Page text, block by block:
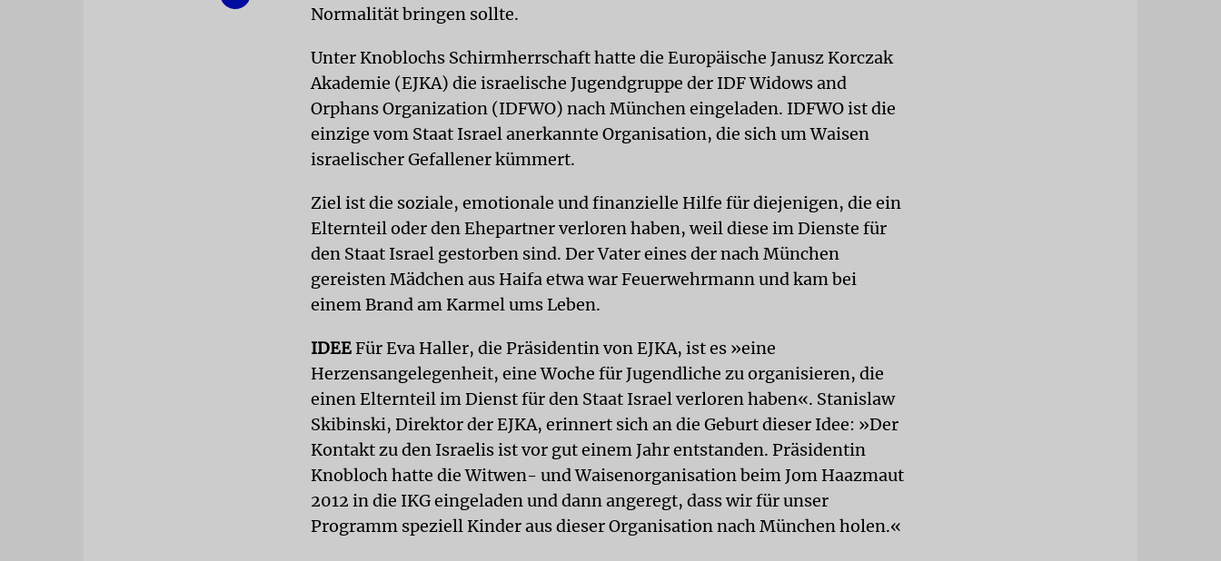
Normalität bringen sollte.
Unter Knoblochs Schirmherrschaft hatte die Europäische Janusz Korczak
Akademie (EJKA) die israelische Jugendgruppe der IDF Widows and
Orphans Organization (IDFWO) nach München eingeladen. IDFWO ist die
einzige vom Staat Israel anerkannte Organisation, die sich um Waisen
israelischer Gefallener kümmert.
Ziel ist die soziale, emotionale und finanzielle Hilfe für diejenigen, die ein
Elternteil oder den Ehepartner verloren haben, weil diese im Dienste für
den Staat Israel gestorben sind. Der Vater eines der nach München
gereisten Mädchen aus Haifa etwa war Feuerwehrmann und kam bei
einem Brand am Karmel ums Leben.
IDEEFür Eva Haller, die Präsidentin von EJKA, ist es »eine
Herzensangelegenheit, eine Woche für Jugendliche zu organisieren, die
einen Elternteil im Dienst für den Staat Israel verloren haben«. Stanislaw
Skibinski, Direktor der EJKA, erinnert sich an die Geburt dieser Idee: »Der
Kontakt zu den Israelis ist vor gut einem Jahr entstanden. Präsidentin
Knobloch hatte die Witwen- und Waisenorganisation beim Jom Haazmaut
2012 in die IKG eingeladen und dann angeregt, dass wir für unser
Programm speziell Kinder aus dieser Organisation nach München holen.«